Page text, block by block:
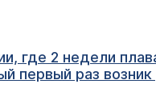
где 2 недели
первый раз